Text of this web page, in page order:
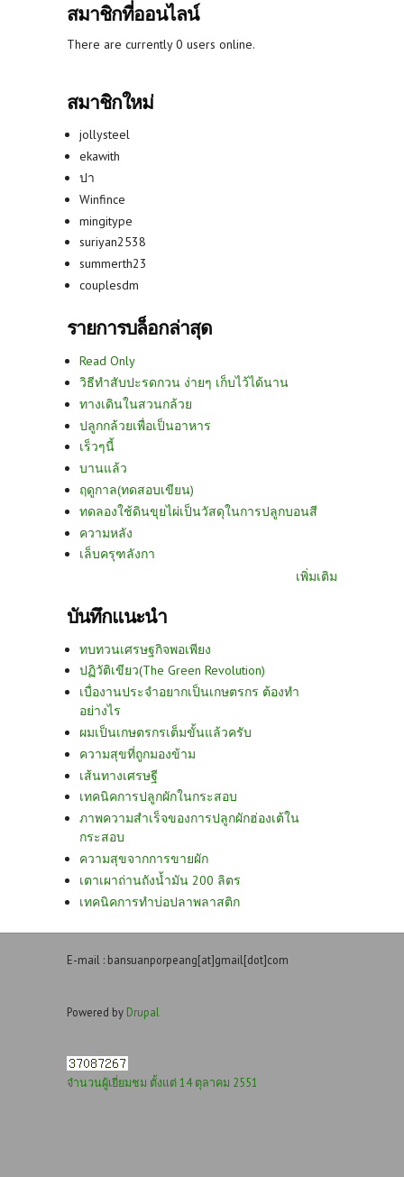
สมาชิกที่ออนไลน์
There are currently 0 users online.
สมาชิกใหม่
jollysteel
ekawith
ปา
Winfince
mingitype
suriyan2538
summerth23
couplesdm
รายการบล็อกล่าสุด
Read Only
วิธีทำสับปะรดกวน ง่ายๆ เก็บไว้ได้นาน
ทางเดินในสวนกล้วย
ปลูกกล้วยเพื่อเป็นอาหาร
เร็วๆนี้
บานแล้ว
ฤดูกาล(ทดสอบเขียน)
ทดลองใช้ดินขุยไผ่เป็นวัสดุในการปลูกบอนสี
ความหลัง
เล็บครุฑลังกา
เพิ่มเติม
บันทึกแนะนำ
ทบทวนเศรษฐกิจพอเพียง
ปฏิวัติเขียว(The Green Revolution)
เบื่องานประจำอยากเป็นเกษตรกร ต้องทำ
อย่างไร
ผมเป็นเกษตรกรเต็มขั้นแล้วครับ
ความสุขที่ถูกมองข้าม
เส้นทางเศรษฐี
เทคนิคการปลูกผักในกระสอบ
ภาพความสำเร็จของการปลูกผักฮ่องเต้ใน
กระสอบ
ความสุขจากการขายผัก
เตาเผาถ่านถังน้ำมัน 200 ลิตร
เทคนิคการทำบ่อปลาพลาสติก
E-mail : bansuanporpeang[at]gmail[dot]com
Powered by Drupal
จำนวนผู้เยี่ยมชม ตั้งแต่ 14 ตุลาคม 2551